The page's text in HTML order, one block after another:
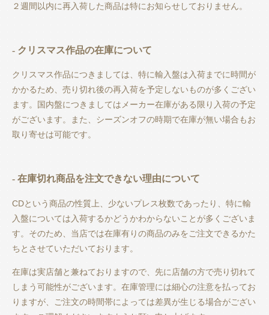
２週間以内に再入荷した商品は特にお知らせしておりません。
- クリスマス作品の在庫について
クリスマス作品につきましては、特に輸入盤は入荷までに時間が
かかるため、売り切れ後の再入荷を予定しないものが多くござい
ます。国内盤につきましてはメーカー在庫がある限り入荷の予定
がございます。また、シーズンオフの時期で在庫が無い場合もお
取り寄せは可能です。
- 在庫切れ商品を注文できない理由について
CDという商品の性質上、少ないプレス枚数であったり、特に輸
入盤については入荷するかどうかわからないことが多くございま
す。そのため、当店では在庫有りの商品のみをご注文できるかた
ちとさせていただいております。
在庫は実店舗と兼ねておりますので、先に店舗の方で売り切れて
しまう可能性がございます。在庫管理には細心の注意を払ってお
りますが、ご注文の時間帯によっては差異が生じる場合がござい